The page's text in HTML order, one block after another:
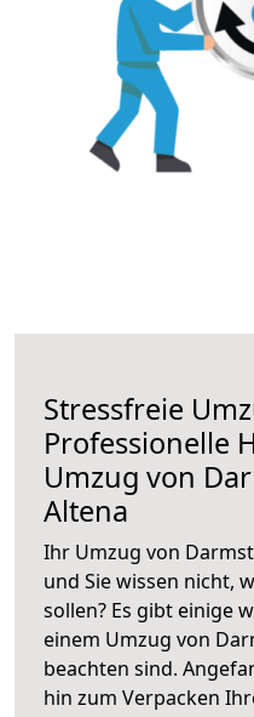
Stressfreie
Professionelle
Umzug von
Altena
Ihr Umzug von
und Sie wissen nicht,
sollen? Es gibt einige
einem Umzug von
beachten sind.
hin zum Verpacken